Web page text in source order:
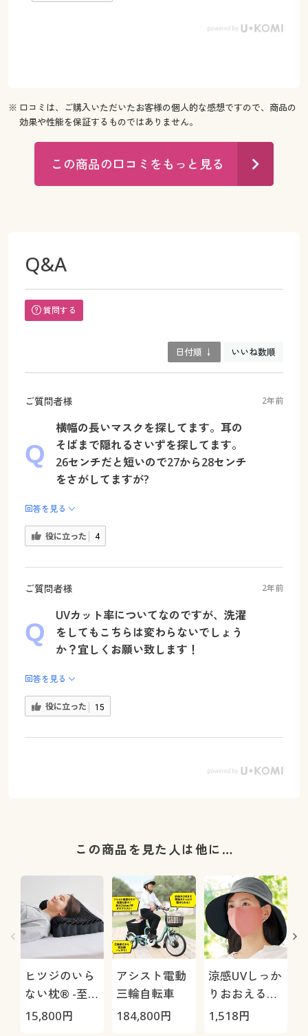
※ 口コミは、ご購入いただいたお客様の個人的な感想ですので、商品の
効果や性能を保証するものではありません。
この商品の口コミをもっと見る
Q&A
質問する
日付順 ↓ いいね数順
ご質問者様 2年前
横幅の長いマスクを探してます。耳の
そばまで隠れるさいずを探してます。
26センチだと短いので27から28センチ
をさがしてますが?
回答を見る
役に立った 4
ご質問者様 2年前
UVカット率についてなのですが、洗濯
をしてもこちらは変わらないでしょう
か？宜しくお願い致します！
回答を見る
役に立った 15
この商品を見た人は他に…
ヒツジのいら
ない枕® -至
極-
15,800円
アシスト電動
三輪自転車
184,800円
涼感UVしっか
りおおえるマ
スク
1,518円